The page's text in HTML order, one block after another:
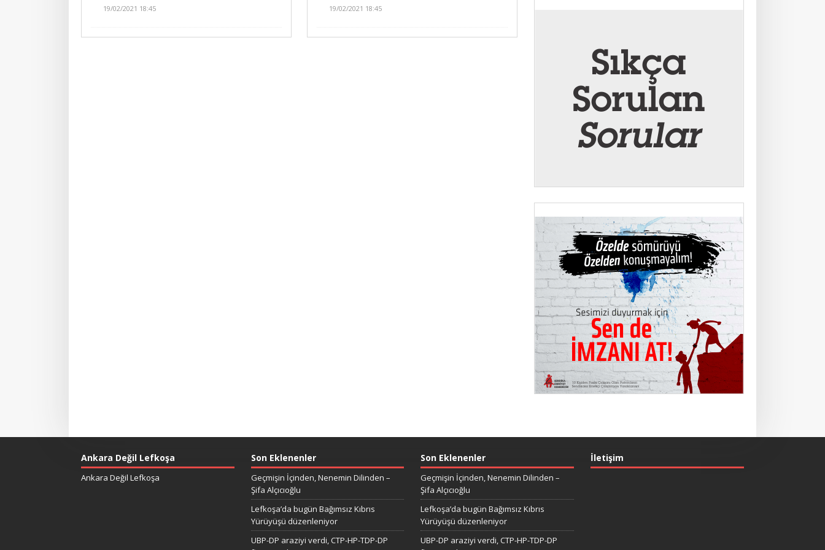
19/02/2021 18:45 19/02/2021 18:45
Ankara Değil Lefkoşa
Ankara Değil Lefkoşa
Son Eklenenler
Geçmişin İçinden, Nenemin Dilinden –
Şifa Alçıcıoğlu
Lefkoşa’da bugün Bağımsız Kıbrıs
Yürüyüşü düzenleniyor
UBP-DP araziyi verdi, CTP-HP-TDP-DP
Son Eklenenler
Geçmişin İçinden, Nenemin Dilinden –
Şifa Alçıcıoğlu
Lefkoşa’da bugün Bağımsız Kıbrıs
Yürüyüşü düzenleniyor
UBP-DP araziyi verdi, CTP-HP-TDP-DP
İletişim